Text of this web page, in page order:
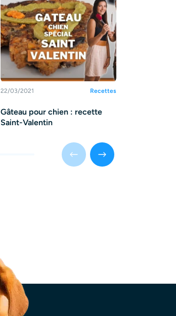
22/03/2021 Recettes
Gâteau pour chien : recette
Saint-Valentin